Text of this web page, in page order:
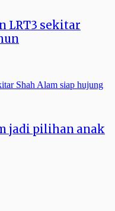
LRT3 sekitar
jadi pilihan anak